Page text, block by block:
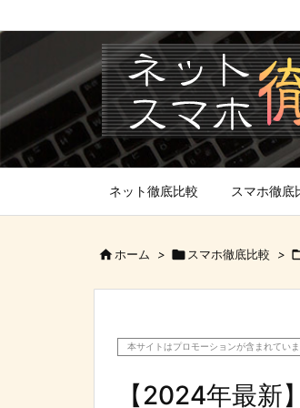
ネット徹底比較 スマホ徹底
ホーム >  スマホ徹底比較 >
本サイトはプロモーションが含まれてい
【2024年最新